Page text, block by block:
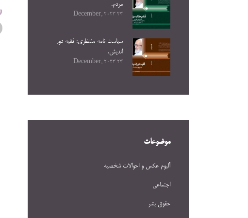
مردم.
23 December, 2023
سیاست نامه منتظری: فقیه دور
اندیش.
23 December, 2023
موضوعات
آلبوم عکس و احوالات شخصيه
اجتماعی
حقوق بشر